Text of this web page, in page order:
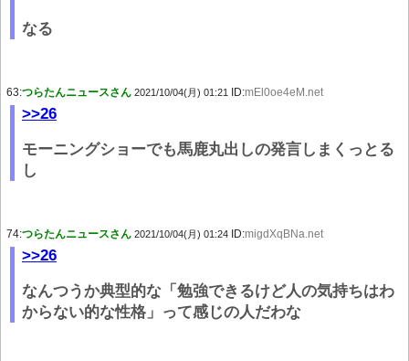
なる
63:つらたんニュースさん 2021/10/04(月) 01:21 ID:mEl0oe4eM.net
>>26
モーニングショーでも馬鹿丸出しの発言しまくっとる
し
74:つらたんニュースさん 2021/10/04(月) 01:24 ID:migdXqBNa.net
>>26
なんつうか典型的な「勉強できるけど人の気持ちはわ
からない的な性格」って感じの人だわな